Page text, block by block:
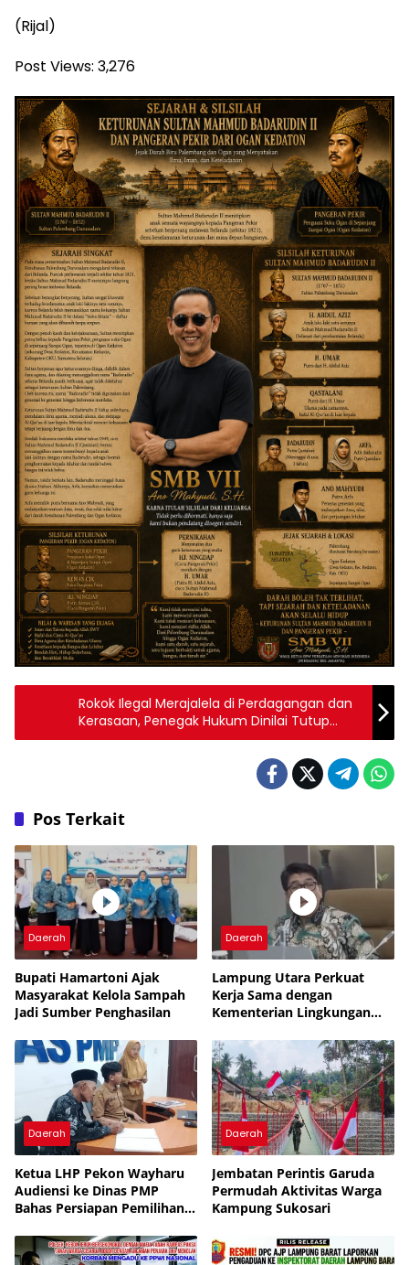
(Rijal)
Post Views: 3,276
Rokok Ilegal Merajalela di Perdagangan dan
Kerasaan, Penegak Hukum Dinilai Tutup
Mata
Pos Terkait
Daerah
Bupati Hamartoni Ajak
Masyarakat Kelola Sampah
Jadi Sumber Penghasilan
Daerah
Lampung Utara Perkuat
Kerja Sama dengan
Kementerian Lingkungan
Pengelolaan Sampah
Daerah
Ketua LHP Pekon Wayharu
Audiensi ke Dinas PMP
Bahas Persiapan Pemilihan
Daerah
Jembatan Perintis Garuda
Permudah Aktivitas Warga
Kampung Sukosari